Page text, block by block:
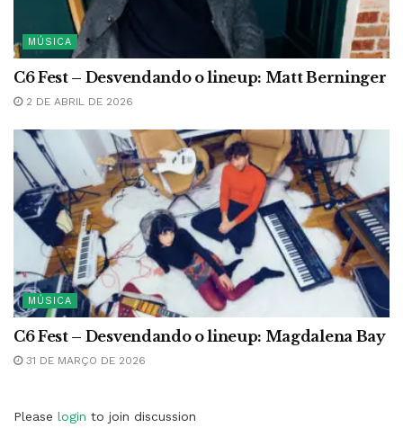
MÚSICA
C6 Fest – Desvendando o lineup: Matt Berninger
2 DE ABRIL DE 2026
MÚSICA
C6 Fest – Desvendando o lineup: Magdalena Bay
31 DE MARÇO DE 2026
Please login to join discussion